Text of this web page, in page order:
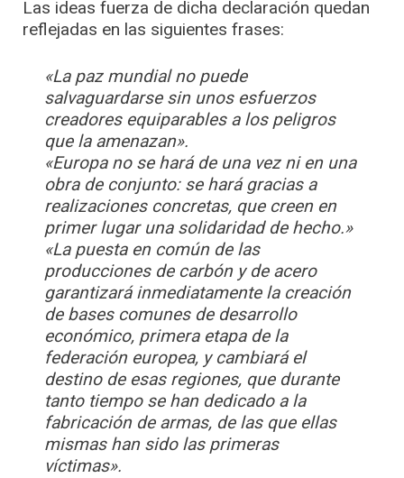
Las ideas fuerza de dicha declaración quedan
reflejadas en las siguientes frases:
«La paz mundial no puede
salvaguardarse sin unos esfuerzos
creadores equiparables a los peligros
que la amenazan».
«Europa no se hará de una vez ni en una
obra de conjunto: se hará gracias a
realizaciones concretas, que creen en
primer lugar una solidaridad de hecho.»
«La puesta en común de las
producciones de carbón y de acero
garantizará inmediatamente la creación
de bases comunes de desarrollo
económico, primera etapa de la
federación europea, y cambiará el
destino de esas regiones, que durante
tanto tiempo se han dedicado a la
fabricación de armas, de las que ellas
mismas han sido las primeras
víctimas».